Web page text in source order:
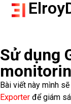
Sử dụng
Bài viết này mình
Exporter để giám